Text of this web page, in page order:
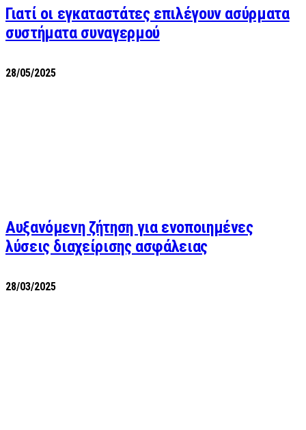
Γιατί οι εγκαταστάτες επιλέγουν ασύρματα
συστήματα συναγερμού
28/05/2025
Αυξανόμενη ζήτηση για ενοποιημένες
λύσεις διαχείρισης ασφάλειας
28/03/2025